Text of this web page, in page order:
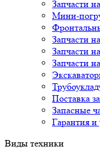
Запчасти
Мини-
Запчасти
Запчасти
Запчасти
Поставка
Запасные
Гарантия и
Виды техники